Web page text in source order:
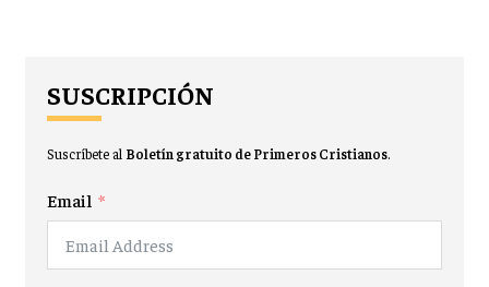
SUSCRIPCIÓN
Suscríbete al Boletín gratuito de Primeros Cristianos.
Email